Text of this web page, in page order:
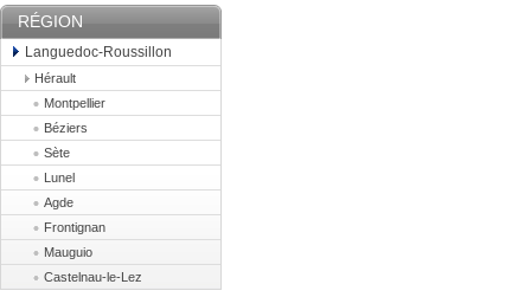
RÉGION
Languedoc-Roussillon
Hérault
Montpellier
Béziers
Sète
Lunel
Agde
Frontignan
Mauguio
Castelnau-le-Lez